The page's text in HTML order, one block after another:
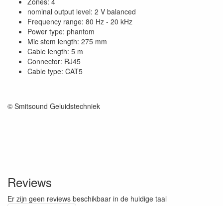
nominal output level: 2 V balanced
Frequency range: 80 Hz - 20 kHz
Power type: phantom
Mic stem length: 275 mm
Cable length: 5 m
Connector: RJ45
Cable type: CAT5
© Smitsound Geluidstechniek
Reviews
Er zijn geen reviews beschikbaar in de huidige taal